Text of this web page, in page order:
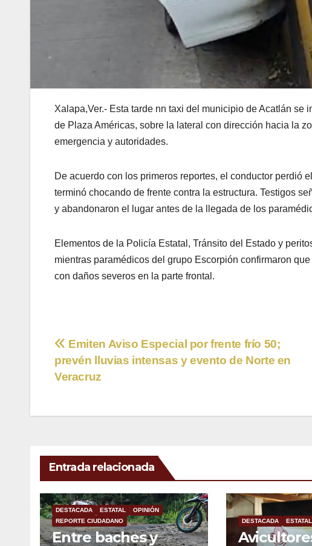
Xalapa,Ver.- Esta tarde nn taxi del municipio de Acatlán
de Plaza Américas, sobre la lateral con dirección hacia la
emergencia y autoridades.
De acuerdo con los primeros reportes, el conductor perdió
terminó chocando de frente contra la estructura. Testigos
y abandonaron el lugar antes de la llegada de los
Elementos de la Policía Estatal, Tránsito del Estado y
mientras paramédicos del grupo Escorpión confirmaron
con daños severos en la parte frontal.
Navegación
de
Emiten Aviso Especial por frente frío 50;
prevén lluvias intensas y evento de Norte en
Veracruz
Entrada relacionada
DESTACADA ESTATAL
OPINIÓN
REPORTE CIUDADANO
Entre baches y
DESTACADA ESTATAL